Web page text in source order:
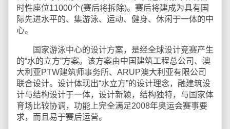
时性座位11000个(赛后将拆除)。赛后将建成为具有国
际先进水平的、集游泳、运动、健身、休闲于一体的中
心。
国家游泳中心的设计方案，是经全球设计竞赛产生
的“水的立方”方案。该方案由中国建筑工程总公司、澳
大利亚PTW建筑师事务所、ARUP澳大利亚有限公司
联合设计。设计体现出“水立方”的设计理念，融建筑设
计与结构设计于一体，设计新颖，结构独特，与国家体
育场比较协调，功能上完全满足2008年奥运会赛事要
求，而且易于赛后运营。